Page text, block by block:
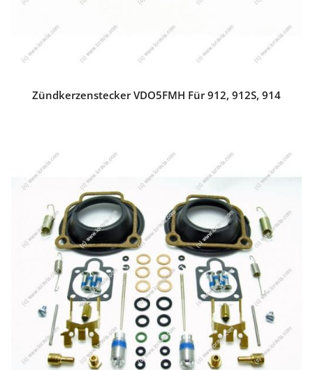
Zündkerzenstecker VDO5FMH Für 912, 912S, 914